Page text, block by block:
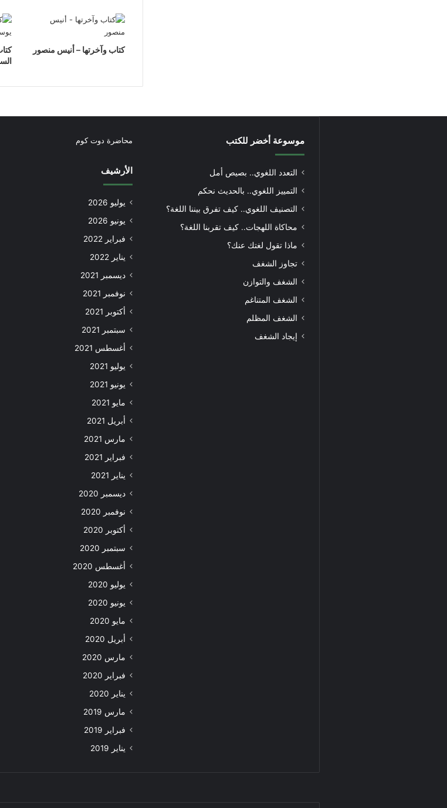
كتاب وآخرتها – أنيس منصور
موسوعة أخضر للكتب
التعدد اللغوي.. بصيص أمل
التمييز اللغوي.. بالحديث نحكم
التصنيف اللغوي.. كيف تفرق بيننا اللغة؟
محاكاة اللهجات.. كيف تقربنا اللغة؟
ماذا تقول لغتك عنك؟
تجاوز الشغف
الشغف والتوازن
الشغف المتناغم
الشغف المظلم
إيجاد الشغف
محاضرة دوت كوم
الأرشيف
يوليو 2026
يونيو 2026
فبراير 2022
يناير 2022
ديسمبر 2021
نوفمبر 2021
أكتوبر 2021
سبتمبر 2021
أغسطس 2021
يوليو 2021
يونيو 2021
مايو 2021
أبريل 2021
مارس 2021
فبراير 2021
يناير 2021
ديسمبر 2020
نوفمبر 2020
أكتوبر 2020
سبتمبر 2020
أغسطس 2020
يوليو 2020
يونيو 2020
مايو 2020
أبريل 2020
مارس 2020
فبراير 2020
يناير 2020
مارس 2019
فبراير 2019
يناير 2019